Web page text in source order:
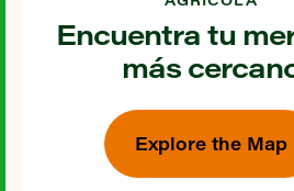
Encuentra tu
más
Explore the Map